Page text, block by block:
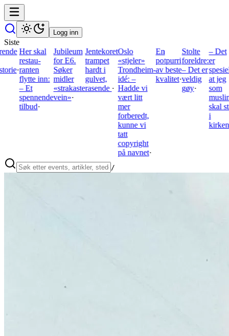
Logg inn
Siste
skal
inn:
Jubileum
for E6.
Søker
midler
«strakaste
vein»·
Jentekoret
trampet
hardt i
gulvet,
rasende·
Oslo
«stjeler»
Trondheim-
idé: –
Hadde vi
forberedt,
copyright
på navnet·
En
potpurri
av beste
kvalitet
Stolte
foreldre:
– Det er
veldig
– Det
er
spesielt
at jeg
som
Jørn
Lande i
med
Black
legende
/